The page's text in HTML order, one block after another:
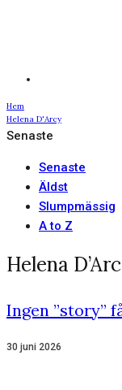
Hem
Helena D'Arcy
Senaste
Senaste
Äldst
Slumpmässig
A to Z
Helena
Ingen ”story”
30 juni 2026